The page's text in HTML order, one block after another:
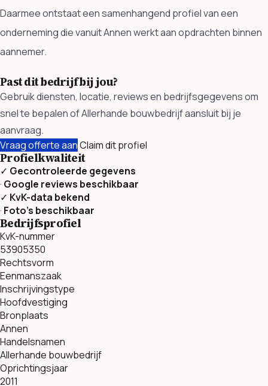
Daarmee ontstaat een samenhangend profiel van een
onderneming die vanuit Annen werkt aan opdrachten binnen
aannemer.
Past dit bedrijf bij jou?
Gebruik diensten, locatie, reviews en bedrijfsgegevens om
snel te bepalen of Allerhande bouwbedrijf aansluit bij je
aanvraag.
Vraag offerte aanClaim dit profiel
Profielkwaliteit
✓ Gecontroleerde gegevens
· Google reviews beschikbaar
✓ KvK-data bekend
· Foto’s beschikbaar
Bedrijfsprofiel
KvK-nummer
53905350
Rechtsvorm
Eenmanszaak
Inschrijvingstype
Hoofdvestiging
Bronplaats
Annen
Handelsnamen
Allerhande bouwbedrijf
Oprichtingsjaar
2011